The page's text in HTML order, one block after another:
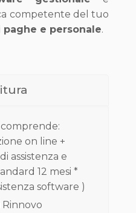
competente del tuo
e personale.
comprende:
on line +
assistenza e
12 mesi *
software )
Rinnovo